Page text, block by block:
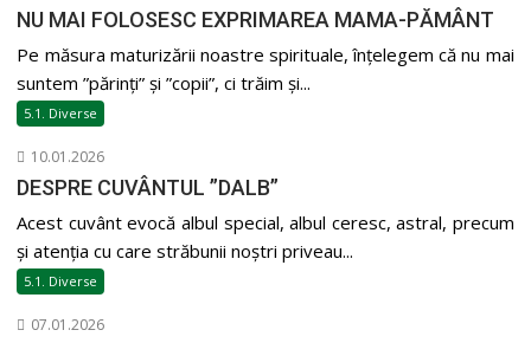
NU MAI FOLOSESC EXPRIMAREA MAMA-PĂMÂNT
Pe măsura maturizării noastre spirituale, înțelegem că nu mai
suntem ”părinți” și ”copii”, ci trăim și...
5.1. Diverse
10.01.2026
DESPRE CUVÂNTUL ”DALB”
Acest cuvânt evocă albul special, albul ceresc, astral, precum
și atenția cu care străbunii noștri priveau...
5.1. Diverse
07.01.2026